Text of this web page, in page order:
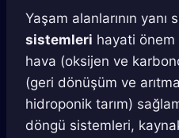
Yaşam alanlarının yanı
sistemleri hayati önem
hava (oksijen ve
(geri dönüşüm ve
hidroponik tarım)
döngü sistemleri,